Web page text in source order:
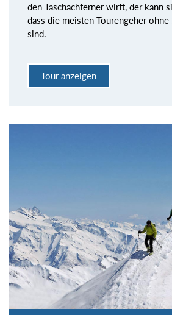
den Taschachferner wirft, der kann
dass die meisten Tourengeher
sind.
Tour anzeigen